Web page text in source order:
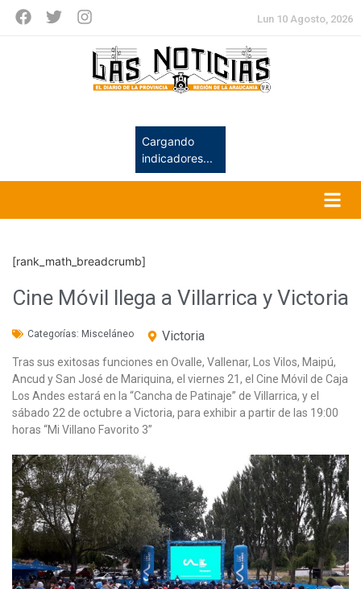
Lun 10 Agosto, 2026
Cargando
indicadores...
[rank_math_breadcrumb]
Cine Móvil llega a Villarrica y Victoria
Categorías: Misceláneo Victoria
Tras sus exitosas funciones en Ovalle, Vallenar, Los Vilos, Maipú,
Ancud y San José de Mariquina, el viernes 21, el Cine Móvil de Caja
Los Andes estará en la “Cancha de Patinaje” de Villarrica, y el
sábado 22 de octubre a Victoria, para exhibir a partir de las 19:00
horas “Mi Villano Favorito 3”